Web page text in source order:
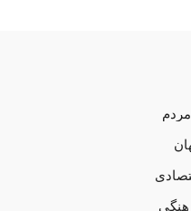
مردم